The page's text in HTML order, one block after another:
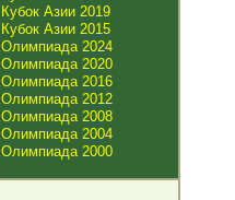
Кубок Азии 2019
Кубок Азии 2015
Олимпиада 2024
Олимпиада 2020
Олимпиада 2016
Олимпиада 2012
Олимпиада 2008
Олимпиада 2004
Олимпиада 2000